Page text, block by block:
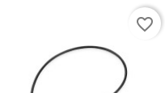
favorite_border